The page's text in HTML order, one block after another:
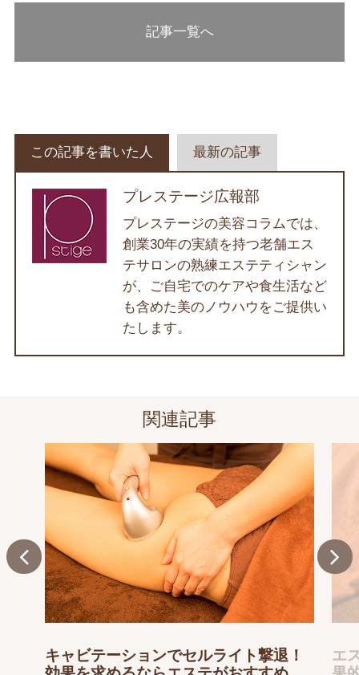
記事一覧へ
この記事を書いた人 最新の記事
プレステージ広報部
プレステージの美容コラムでは、
創業30年の実績を持つ老舗エス
テサロンの熟練エステティシャン
が、ご自宅でのケアや食生活など
も含めた美のノウハウをご提供い
たします。
関連記事
キャビテーションでセルライト撃退！
エ